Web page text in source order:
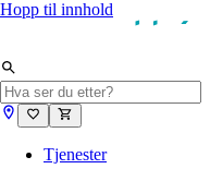
Hopp til innhold
Tjenester